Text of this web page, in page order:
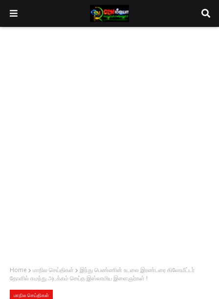
Home மாநில செய்திகள்
இந்து பெண்ணின் உடலை இரண்டரை கிலோமீட்டர்
தோளில் சுமந்து அடக்கம் செய்த இஸ்லாமிய இளைஞர்கள் !
மாநில செய்திகள்